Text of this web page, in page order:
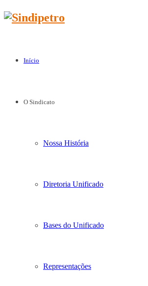
Início
O Sindicato
Nossa História
Diretoria Unificado
Bases do Unificado
Representações